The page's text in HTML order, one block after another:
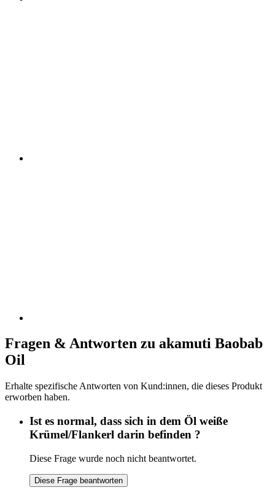
Fragen & Antworten zu akamuti Baobab
Oil
Erhalte spezifische Antworten von Kund:innen, die dieses Produkt
erworben haben.
Ist es normal, dass sich in dem Öl weiße
Krümel/Flankerl darin befinden ?
Diese Frage wurde noch nicht beantwortet.
Diese Frage beantworten